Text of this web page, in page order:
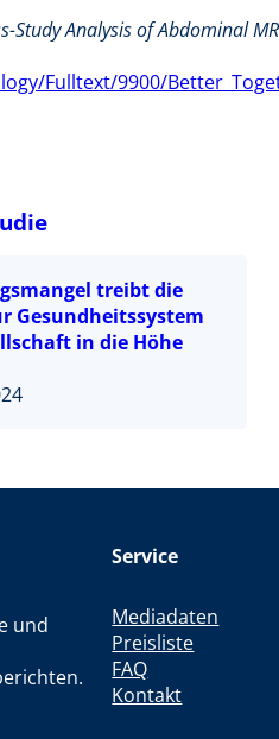
Analysis of Abdominal
Fulltext/9900/
treibt die
Gesundheitssystem
in die Höhe
und
Service
Mediadaten
Preisliste
FAQ
Kontakt